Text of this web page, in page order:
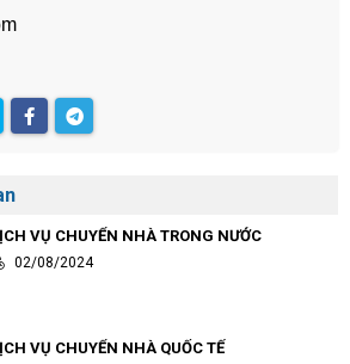
VỤ CHUYỂN NHÀ TRONG NƯỚC
02/08/2024
VỤ CHUYỂN NHÀ QUỐC TẾ